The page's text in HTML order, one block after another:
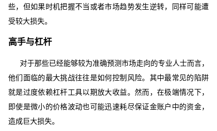
些，但如果时机把握不当或者市场趋势发生逆转，同样可能遭
受较大损失。
高手与杠杆
对于那些已经能够较为准确预测市场走向的专业人士而言，
他们面临的最大挑战往往是如何控制风险。其中最常见的陷阱
就是过度依赖杠杆工具以期放大收益。然而，在极端情况下，
即使是微小的价格波动也可能迅速耗尽保证金账户中的资金，
造成巨大损失。